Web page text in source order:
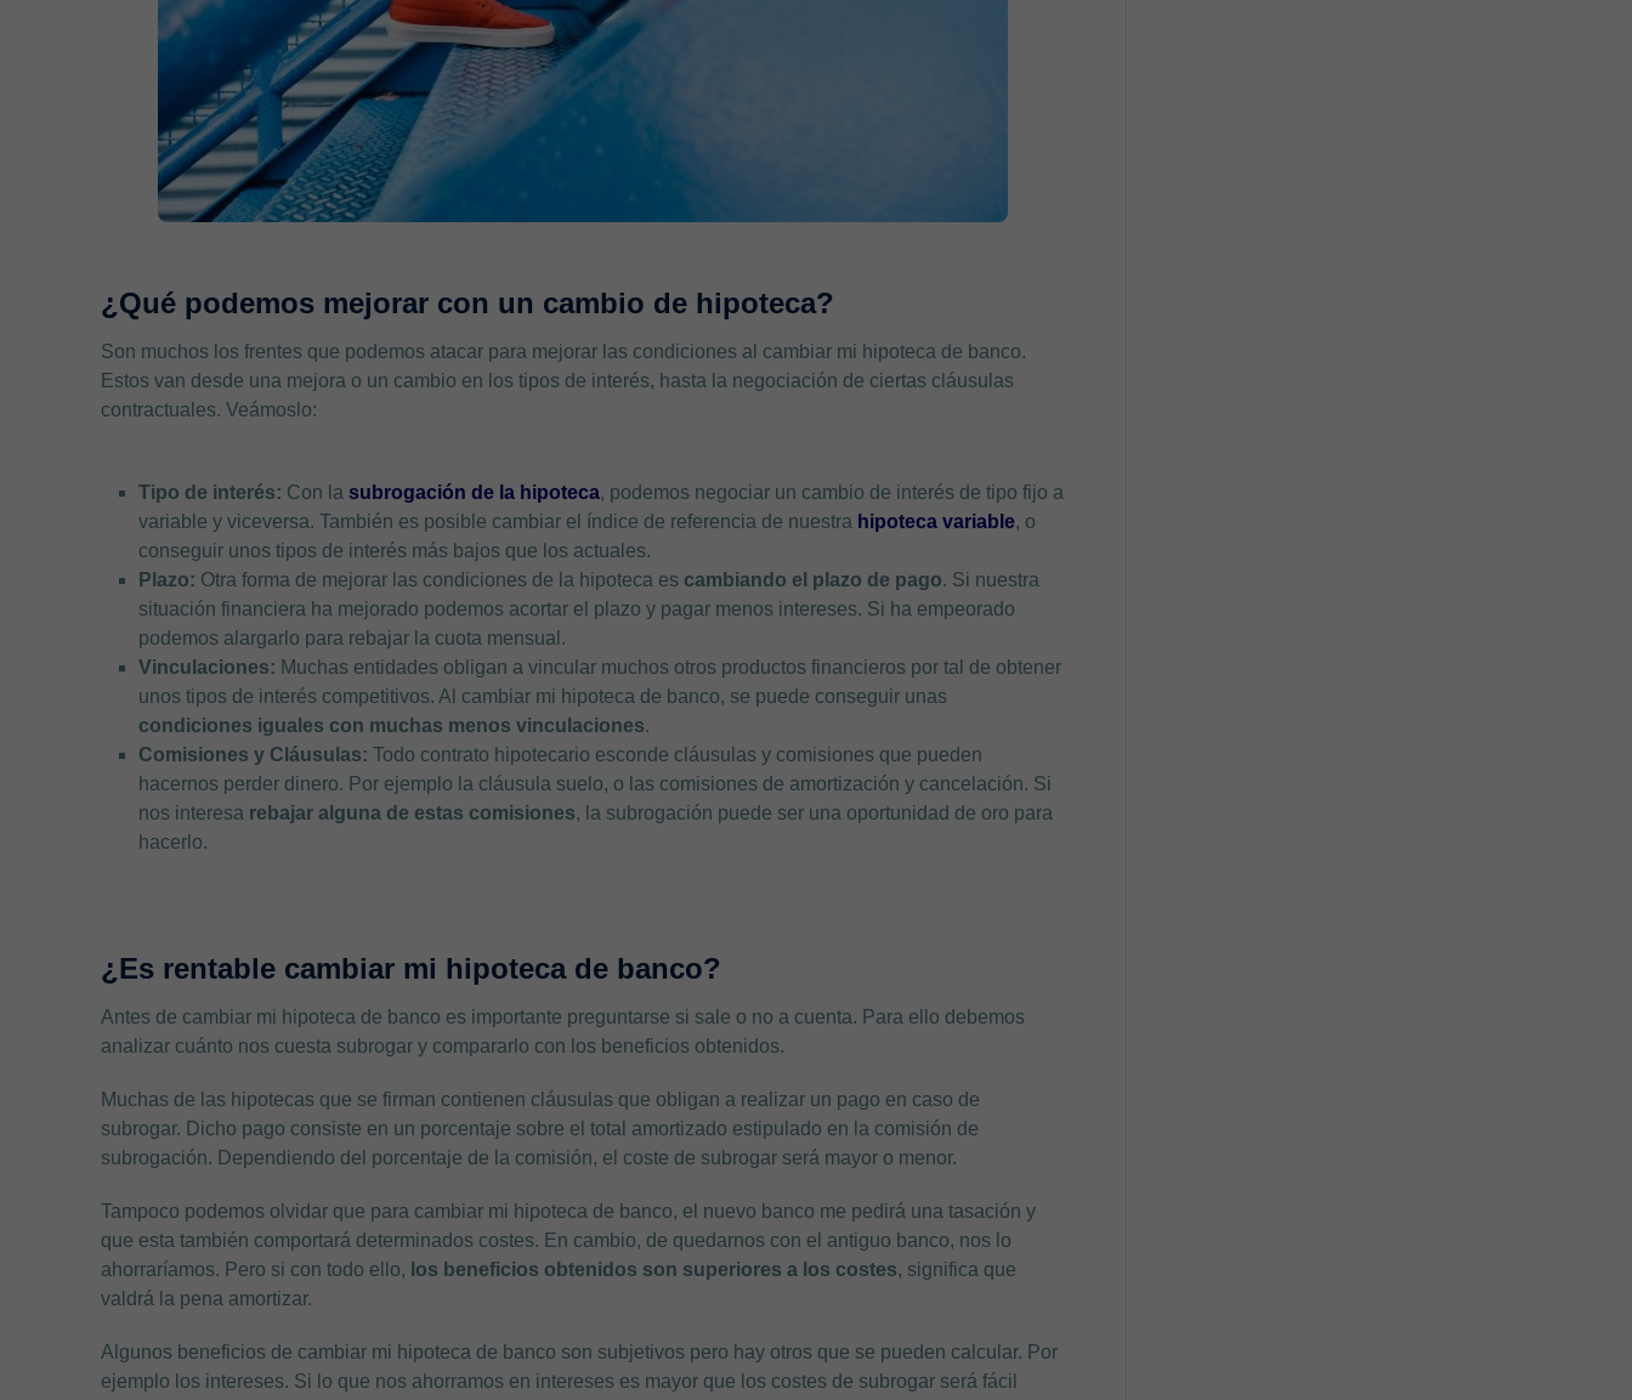
¿Qué podemos mejorar con un cambio de hipoteca?
Son muchos los frentes que podemos atacar para mejorar las condiciones al cambiar mi hipoteca de banco.
Estos van desde una mejora o un cambio en los tipos de interés, hasta la negociación de ciertas cláusulas
contractuales. Veámoslo:
Tipo de interés: Con la subrogación de la hipoteca, podemos negociar un cambio de interés de tipo fijo a
variable y viceversa. También es posible cambiar el índice de referencia de nuestra hipoteca variable, o
conseguir unos tipos de interés más bajos que los actuales.
Plazo: Otra forma de mejorar las condiciones de la hipoteca escambiando el plazo de pago. Si nuestra
situación financiera ha mejorado podemos acortar el plazo y pagar menos intereses. Si ha empeorado
podemos alargarlo para rebajar la cuota mensual.
Vinculaciones: Muchas entidades obligan a vincular muchos otros productos financieros por tal de obtener
unos tipos de interés competitivos. Al cambiar mi hipoteca de banco, se puede conseguir unas
condiciones iguales con muchas menos vinculaciones.
Comisiones y Cláusulas: Todo contrato hipotecario esconde cláusulas y comisiones que pueden
hacernos perder dinero. Por ejemplo la cláusula suelo, o las comisiones de amortización y cancelación. Si
nos interesa rebajar alguna de estas comisiones, la subrogación puede ser una oportunidad de oro para
hacerlo.
¿Es rentable cambiar mi hipoteca de banco?
Antes de cambiar mi hipoteca de banco es importante preguntarse si sale o no a cuenta. Para ello debemos
analizar cuánto nos cuesta subrogar y compararlo con los beneficios obtenidos.
Muchas de las hipotecas que se firman contienen cláusulas que obligan a realizar un pago en caso de
subrogar. Dicho pago consiste en un porcentaje sobre el total amortizado estipulado en la comisión de
subrogación. Dependiendo del porcentaje de la comisión, el coste de subrogar será mayor o menor.
Tampoco podemos olvidar que para cambiar mi hipoteca de banco, el nuevo banco me pedirá una tasación y
que esta también comportará determinados costes. En cambio, de quedarnos con el antiguo banco, nos lo
ahorraríamos. Pero si con todo ello, los beneficios obtenidos son superiores a los costes, significa que
valdrá la pena amortizar.
Algunos beneficios de cambiar mi hipoteca de banco son subjetivos pero hay otros que se pueden calcular. Por
ejemplo los intereses. Si lo que nos ahorramos en intereses es mayor que los costes de subrogar será fácil